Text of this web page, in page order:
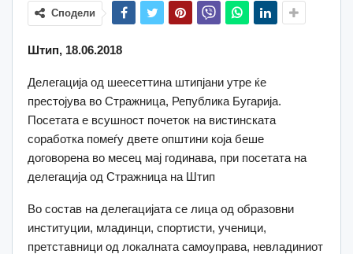
Сподели
Штип, 18.06.2018
Делегација од шеесеттина штипјани утре ќе
престојува во Стражница, Република Бугарија.
Посетата е всушност почеток на вистинската
соработка помеѓу двете општини која беше
договорена во месец мај годинава, при посетата на
делегација од Стражница на Штип
Во состав на делегацијата се лица од образовни
институции, младинци, спортисти, ученици,
претставници од локалната самоуправа, невладиниот